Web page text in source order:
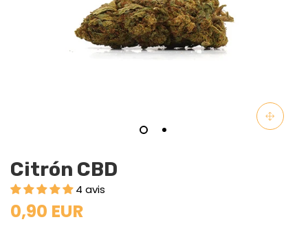
Citrón CBD
4 avis
0,90 EUR